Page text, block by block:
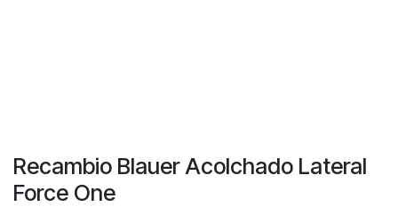
Recambio Blauer Acolchado Lateral
Force One